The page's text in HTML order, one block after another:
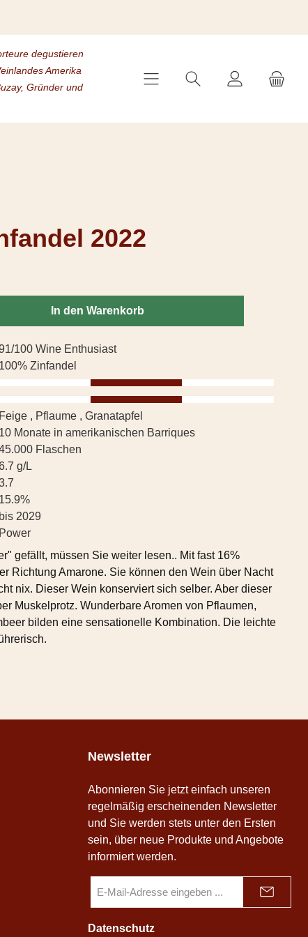
degustieren
Amerika
Gründer und
2022
In den Warenkorb
100 Wine Enthusiast
100% Zinfandel
Feige , Pflaume , Granatapfel
10 Monate in amerikanischen Barriques
Flaschen
g/L
15.9%
bis 2029
Power
gefällt, müssen Sie weiter lesen.. Mit fast 16%
Richtung Amarone. Sie können den Wein über Nacht
nix. Dieser Wein konserviert sich selber. Aber dieser
Muskelprotz. Wunderbare Aromen von Pflaumen,
bilden eine sensationelle Kombination. Die leichte
Newsletter
Abonnieren Sie jetzt einfach unseren
regelmäßig erscheinenden Newsletter
und Sie werden stets unter den Ersten
sein, über neue Produkte und Angebote
informiert werden.
Mail-
*
Datenschutz